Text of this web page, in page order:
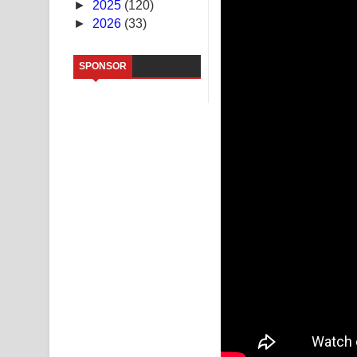
NEENA Song Lyrics - නීනා ගීතයේ පද පෙළ
► 2025 (120)
► 2026 (33)
SPONSOR